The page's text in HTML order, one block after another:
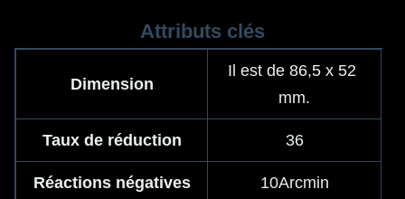
Attributs clés
Dimension
Il est de 86,5 x 52
mm.
Taux de réduction 36
Réactions négatives 10Arcmin